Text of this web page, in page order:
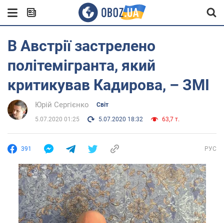
В Австрії застрелено
політемігранта, який
критикував Кадирова, – ЗМІ
Юрій Сергієнко Світ
5.07.2020 01:25 5.07.2020 18:32 63,7 т.
391 РУС